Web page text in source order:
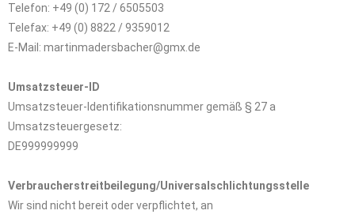
Telefon: +49 (0) 172 / 6505503
Telefax: +49 (0) 8822 / 9359012
E-Mail: martinmadersbacher@gmx.de
Umsatzsteuer-ID
Umsatzsteuer-Identifikationsnummer gemäß § 27 a
Umsatzsteuergesetz:
DE999999999
Verbraucherstreitbeilegung/Universalschlichtungsstelle
Wir sind nicht bereit oder verpflichtet, an